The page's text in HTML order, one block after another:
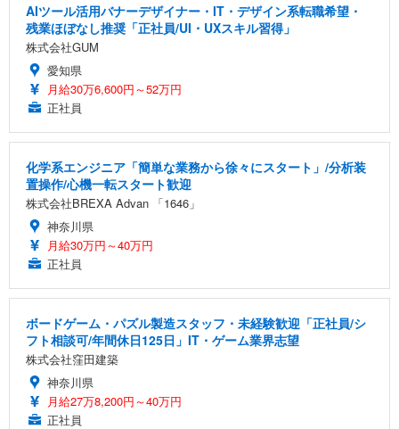
AIツール活用バナーデザイナー・IT・デザイン系転職希望・
残業ほぼなし推奨「正社員/UI・UXスキル習得」
株式会社GUM
愛知県
月給30万6,600円～52万円
正社員
化学系エンジニア「簡単な業務から徐々にスタート」/分析装
置操作/心機一転スタート歓迎
株式会社BREXA Advan 「1646」
神奈川県
月給30万円～40万円
正社員
ボードゲーム・パズル製造スタッフ・未経験歓迎「正社員/シ
フト相談可/年間休日125日」IT・ゲーム業界志望
株式会社窪田建築
神奈川県
月給27万8,200円～40万円
正社員